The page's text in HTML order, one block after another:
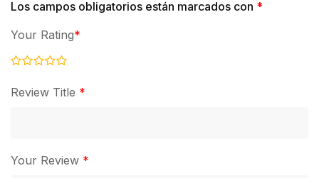
Los campos obligatorios están marcados con *
Review Title *
Your Rating*
Your Review *